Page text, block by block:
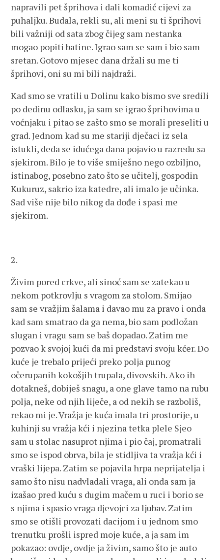
napravili pet šprihova i dali komadić cijevi za
puhaljku. Budala, rekli su, ali meni su ti šprihovi
bili važniji od sata zbog čijeg sam nestanka
mogao popiti batine. Igrao sam se sam i bio sam
sretan. Gotovo mjesec dana držali su me ti
šprihovi, oni su mi bili najdraži.
Kad smo se vratili u Dolinu kako bismo sve sredili
po dedinu odlasku, ja sam se igrao šprihovima u
voćnjaku i pitao se zašto smo se morali preseliti u
grad. Jednom kad su me stariji dječaci iz sela
istukli, deda se idućega dana pojavio u razredu sa
sjekirom. Bilo je to više smiješno nego ozbiljno,
istinabog, posebno zato što se učitelj, gospodin
Kukuruz, sakrio iza katedre, ali imalo je učinka.
Sad više nije bilo nikog da dođe i spasi me
sjekirom.
2.
Živim pored crkve, ali sinoć sam se zatekao u
nekom potkrovlju s vragom za stolom. Smijao
sam se vražjim šalama i davao mu za pravo i onda
kad sam smatrao da ga nema, bio sam podložan
slugan i vragu sam se baš dopadao. Zatim me
pozvao k svojoj kući da mi predstavi svoju kćer. Do
kuće je trebalo prijeći preko polja punog
očerupanih kokošjih trupala, divovskih. Ako ih
dotakneš, dobiješ snagu, a one glave tamo na rubu
polja, neke od njih liječe, a od nekih se razboliš,
rekao mi je. Vražja je kuća imala tri prostorije, u
kuhinji su vražja kći i njezina tetka plele Sjeo
sam u stolac nasuprot njima i pio čaj, promatrali
smo se ispod obrva, bila je stidljiva ta vražja kći i
vraški lijepa. Zatim se pojavila hrpa neprijatelja i
samo što nisu nadvladali vraga, ali onda sam ja
izašao pred kuću s dugim mačem u ruci i borio se
s njima i spasio vraga djevojci za ljubav. Zatim
smo se otišli provozati dacijom i u jednom smo
trenutku prošli ispred moje kuće, a ja sam im
pokazao: ovdje, ovdje ja živim, samo što je auto